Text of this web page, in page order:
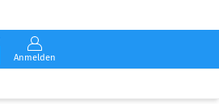
Anmelden